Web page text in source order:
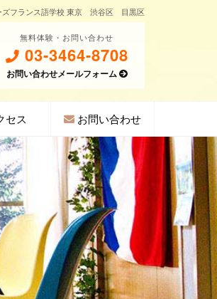
ズフランス語学校 東京 渋谷区 目黒区
無料体験・お問い合わせ
03-3464-8708
お問い合わせメールフォーム
セス お問い合わせ